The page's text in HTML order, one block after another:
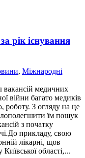
рік існування
, Міжнародні
медичних
війни багато медиків
роботу. З огляду на це
їм пошук
з початку
прикладу, свою
лікарні, щов
області,...